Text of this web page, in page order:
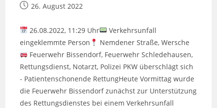
Beitrag26. August 2022
26.08.2022, 11:29 Uhr
Verkehrsunfall
eingeklemmte Person
Nemdener Straße, Wersche
Feuerwehr Bissendorf, Feuerwehr Schledehausen,
Rettungsdienst, Notarzt, Polizei PKW überschlägt sich
- Patientenschonende RettungHeute Vormittag wurde
die Feuerwehr Bissendorf zunächst zur Unterstützung
des Rettungsdienstes bei einem Verkehrsunfall